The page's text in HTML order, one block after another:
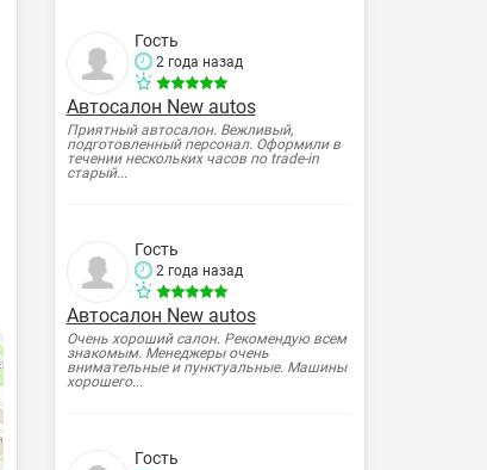
Гость
2 года назад
Автосалон New autos
Приятный автосалон. Вежливый,
подготовленный персонал. Оформили в
течении нескольких часов по trade-in
старый...
Гость
2 года назад
Автосалон New autos
Очень хороший салон. Рекомендую всем
знакомым. Менеджеры очень
внимательные и пунктуальные. Машины
хорошего...
Гость